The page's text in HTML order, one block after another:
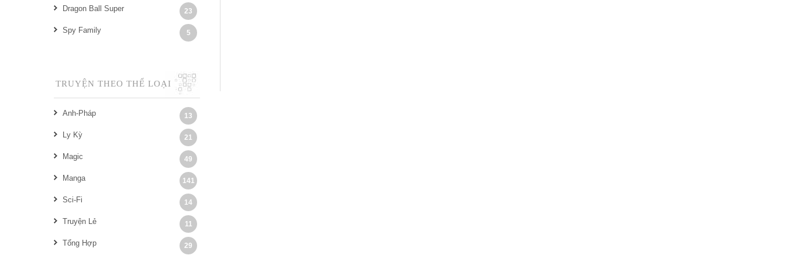
Dragon Ball Super 23
Spy Family 5
TRUYỆN THEO THỂ LOẠI
Anh-Pháp 13
Ly Kỳ 21
Magic 49
Manga 141
Sci-Fi 14
Truyện Lẻ 11
Tổng Hợp 29